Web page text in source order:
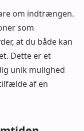
om indtrængen.
som
at du både kan
Dette er et
unik mulighed
af en